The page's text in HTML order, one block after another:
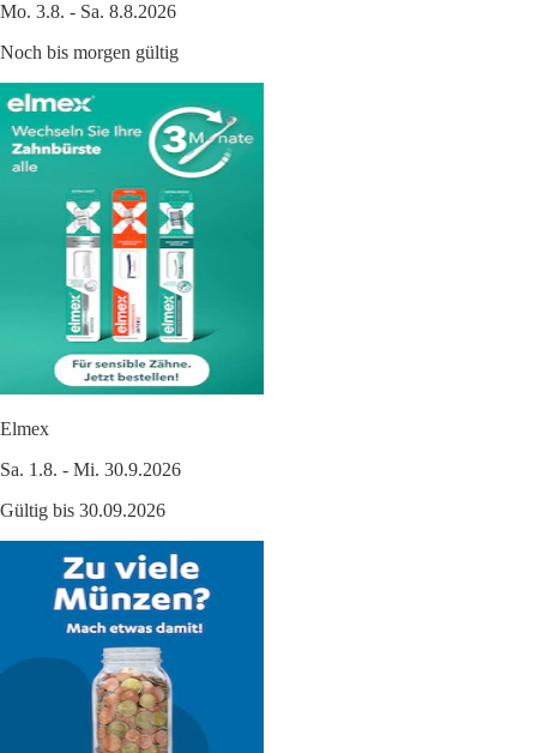
Mo. 3.8. - Sa. 8.8.2026
Noch bis morgen gültig
Elmex
Sa. 1.8. - Mi. 30.9.2026
Gültig bis 30.09.2026